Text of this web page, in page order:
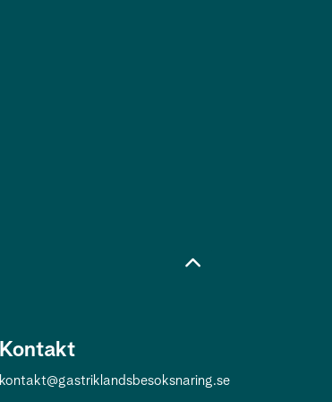
Kontakt
kontakt@gastriklandsbesoksnaring.se